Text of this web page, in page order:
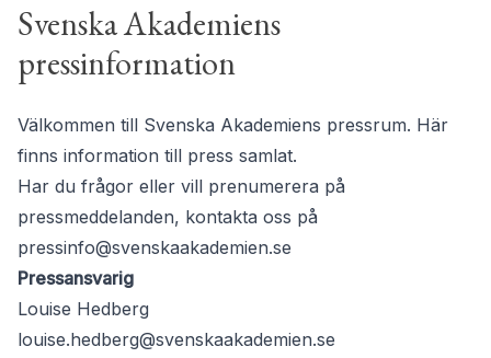
Svenska Akademiens
pressinformation
Välkommen till Svenska Akademiens pressrum. Här
finns information till press samlat.
Har du frågor eller vill prenumerera på
pressmeddelanden, kontakta oss på
pressinfo@svenskaakademien.se
Pressansvarig
Louise Hedberg
louise.hedberg@svenskaakademien.se